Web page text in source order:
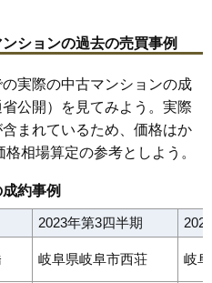
ションの過去の売買事例
実際の中古マンションの成
公開）を見てみよう。実際
まれているため、価格はか
相場算定の参考としよう。
約事例
2023年第3四半期
岐阜県岐阜市西荘 岐